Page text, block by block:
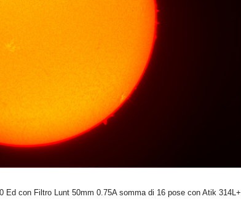
Ed con Filtro Lunt 50mm 0.75A somma di 16 pose con Atik 314L+